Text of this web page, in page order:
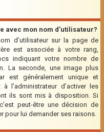
avec mon nom d’utilisateur?
d’utilisateur sur la page de
est associée à votre rang,
indiquant votre nombre de
La seconde, une image plus
est généralement unique et
l’administrateur d’activer les
ils sont mis à disposition. Si
peut-être une décision de
pour lui demander ses raisons.